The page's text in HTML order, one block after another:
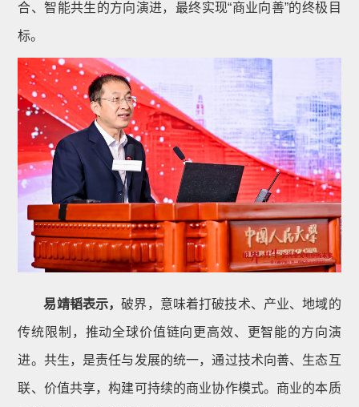
合、智能共生的方向演进，最终实现“商业向善”的终极目
标。
易靖韬表示，破界，意味着打破技术、产业、地域的
传统限制，推动全球价值链向更高效、更智能的方向演
进。共生，是责任与发展的统一，通过技术向善、生态互
联、价值共享，构建可持续的商业协作模式。商业的本质